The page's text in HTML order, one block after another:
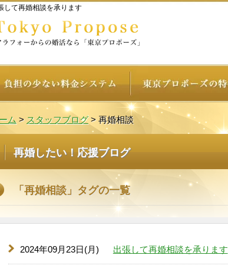
して再婚相談を承ります
ム > スタッフブログ> 再婚相談
再婚したい！応援ブログ
「再婚相談」タグの一覧
2024年09月23日(月) 出張して再婚相談を承ります